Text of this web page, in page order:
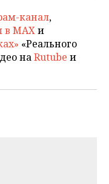
канал,
в MAXи
«Реального
наRutube и